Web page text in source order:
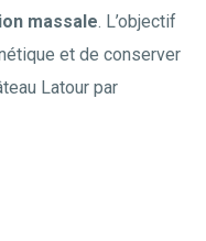
massale. L’objectif
et de conserver
Latour par